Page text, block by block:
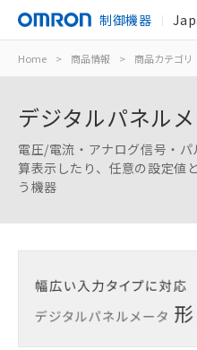
制御機器
Home > 商品情報 > 商品カテゴリ
デジタルパネル
電圧/電流・アナログ信号・
算表示したり、任意の設定値
う機器